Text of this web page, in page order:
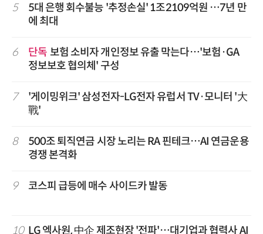
5
5대 은행 회수불능 '추정손실' 1조2109억원 …7년 만
에 최대
6 단독 보험 소비자 개인정보 유출 막는다…'보험·GA
정보보호 협의체' 구성
7
'게이밍위크' 삼성전자-LG전자 유럽서 TV·모니터 '大
戰'
8
500조 퇴직연금 시장 노리는 RA 핀테크…AI 연금운용
경쟁 본격화
9 코스피 급등에 매수 사이드카 발동
10 LG 엑사원, 中企 제조현장 '전파'…대기업과 협력사 AI